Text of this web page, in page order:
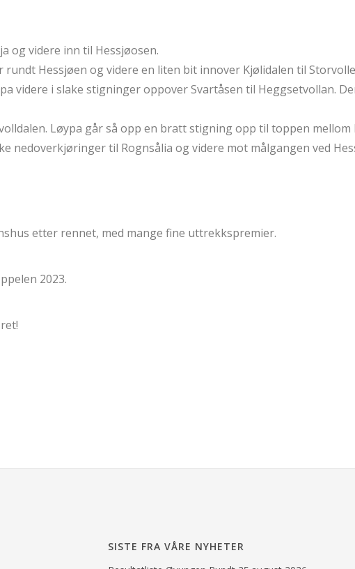
og videre inn til Hessjøosen.
Hessjøen og videre en liten bit innover Kjølidalen til
videre i slake stigninger oppover Svartåsen til Heggsetvollan.
Løypa går så opp en bratt stigning opp til toppen mellom
nedoverkjøringer til Rognsålia og videre mot målgangen ved
etter rennet, med mange fine uttrekkspremier.
2023.
SISTE FRA VÅRE NYHETER